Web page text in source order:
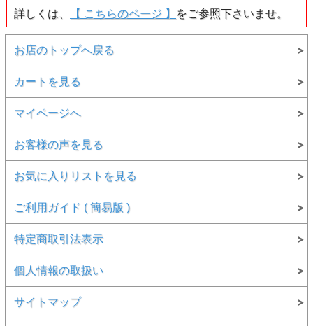
(例)
・ピンクダイヤではなくルビーだが可能ですか？
・ブルーダイヤの形状がハート型ですが可能ですか？
・記念日、イニシャル、ハートマークなどを刻印して
が・・・。
・ここの部分はPt900、他の部分はK18YGで・・・。
・ここのデザインだけちょっと変更・・・。
どのようなことでもお気軽にお問合せ下さいませ。
【 こだわりの改作例 】 画像をクリックすると新し
いウィンドウで詳細をご覧頂けます。
▲基本デザイン 品
詳しくは、
【 こちらのページ 】 をご参照下さいませ。
お店のトップへ戻る
カートを見る
マイページへ
お客様の声を見る
お気に入りリストを見る
ご利用ガイド ( 簡易版 )
特定商取引法表示
個人情報の取扱い
サイトマップ